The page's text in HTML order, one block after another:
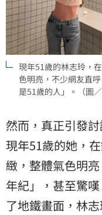
現年51歲的林志玲，
色明亮，不少網友直
是51歲的人」。（圖
然而，真正引發
現年51歲的她，
緻，整體氣色明
年紀」，甚至驚
了地鐵畫面，林